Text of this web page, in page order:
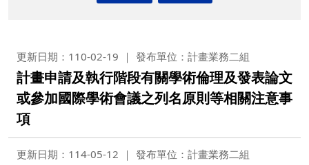
更新日期：110-02-19 發布單位：計畫業務二組
計畫申請及執行階段有關學術倫理及發表論文
或參加國際學術會議之列名原則等相關注意事
項
更新日期：114-05-12 發布單位：計畫業務二組